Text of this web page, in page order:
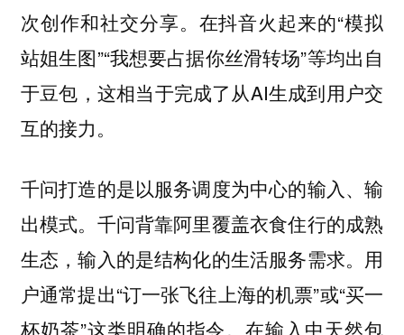
次创作和社交分享。在抖音火起来的“模拟
站姐生图”“我想要占据你丝滑转场”等均出自
于豆包，这相当于完成了从AI生成到用户交
互的接力。
千问打造的是以服务调度为中心的输入、输
出模式。千问背靠阿里覆盖衣食住行的成熟
生态，输入的是结构化的生活服务需求。用
户通常提出“订一张飞往上海的机票”或“买一
杯奶茶”这类明确的指令。在输入中天然包